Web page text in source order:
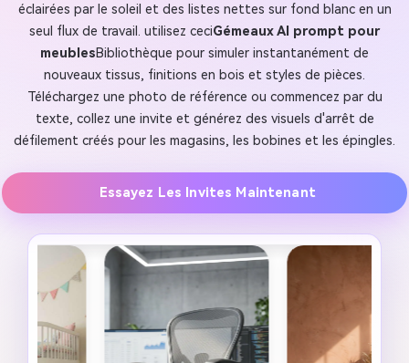
éclairées par le soleil et des listes nettes sur fond blanc en un
seul flux de travail. utilisez ceciGémeaux AI prompt pour
meublesBibliothèque pour simuler instantanément de
nouveaux tissus, finitions en bois et styles de pièces.
Téléchargez une photo de référence ou commencez par du
texte, collez une invite et générez des visuels d'arrêt de
défilement créés pour les magasins, les bobines et les épingles.
Essayez Les Invites Maintenant